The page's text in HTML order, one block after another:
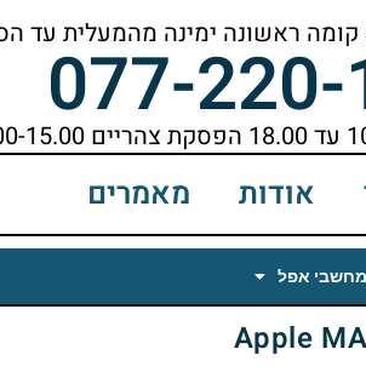
077-
אודות מאמרים
מחשבי אפל